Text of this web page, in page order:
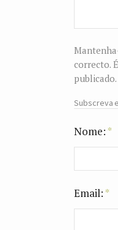
correcto.
publicado.
Subscreva
Nome:*
Email:*